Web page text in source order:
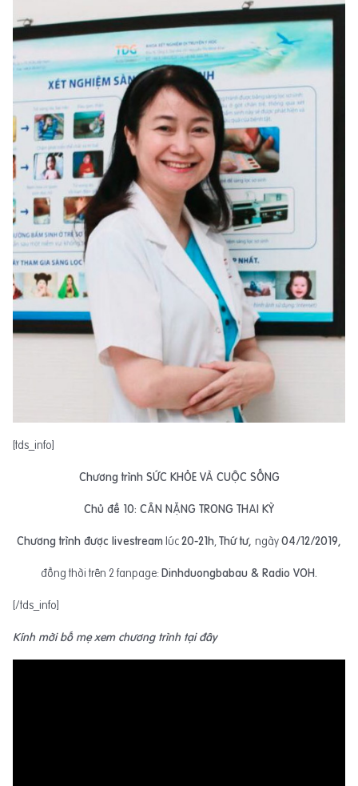
[tds_info]
Chương trình SỨC KHỎE VÀ CUỘC SỐNG
Chủ đề 10: CÂN NẶNG TRONG THAI KỲ
Chương trình được livestreamlúc20-21h,Thứ tư, ngày04/12/2019,
đồng thời trên 2 fanpage:Dinhduongbabau & Radio VOH.
[/tds_info]
Kính mời bố mẹ xem chương trình tại đây